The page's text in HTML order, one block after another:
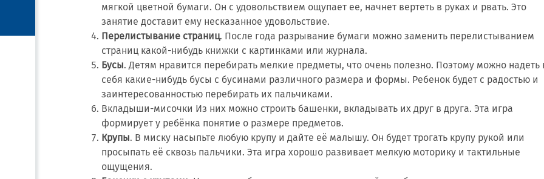
мягкой цветной бумаги. Он с удовольствием ощупает ее, начнет вертеть в руках и рвать. Это
занятие доставит ему несказанное удовольствие.
Перелистывание страниц. После года разрывание бумаги можно заменить перелистыванием
страниц какой-нибудь книжки с картинками или журнала.
Бусы. Детям нравится перебирать мелкие предметы, что очень полезно. Поэтому можно надеть
себя какие-нибудь бусы с бусинами различного размера и формы. Ребенок будет с радостью и
заинтересованностью перебирать их пальчиками.
Вкладыши-мисочки Из них можно строить башенки, вкладывать их друг в друга. Эта игра
формирует у ребёнка понятие о размере предметов.
Крупы. В миску насыпьте любую крупу и дайте её малышу. Он будет трогать крупу рукой или
просыпать её сквозь пальчики. Эта игра хорошо развивает мелкую моторику и тактильные
ощущения.